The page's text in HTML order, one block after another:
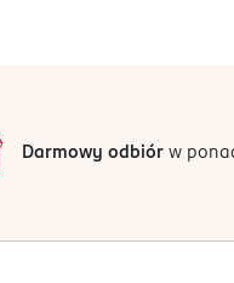
Darmowy odbiórw